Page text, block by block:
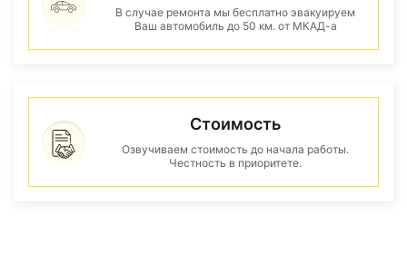
В случае ремонта мы бесплатно эвакуируем
Ваш автомобиль до 50 км. от МКАД-а
Стоимость
Озвучиваем стоимость до начала работы.
Честность в приоритете.